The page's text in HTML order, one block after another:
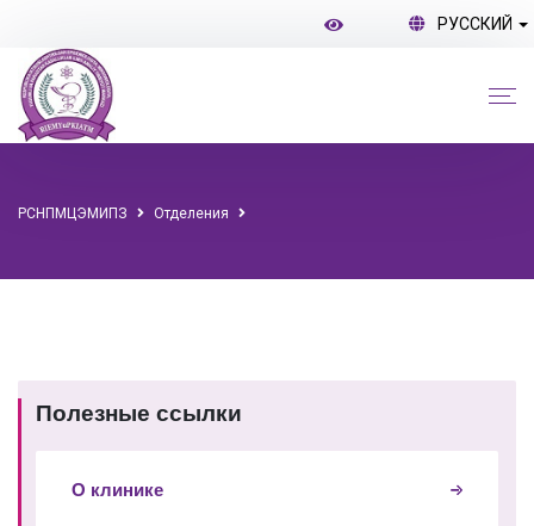
РУССКИЙ
РСНПМЦЭМИПЗ Отделения
Полезные ссылки
О клинике